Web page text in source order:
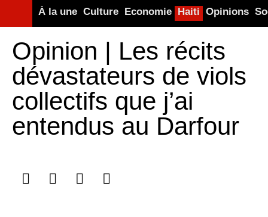
À la une Culture Economie Haiti Opinions
Opinion | Les récits
dévastateurs de viols
collectifs que j’ai
entendus au Darfour